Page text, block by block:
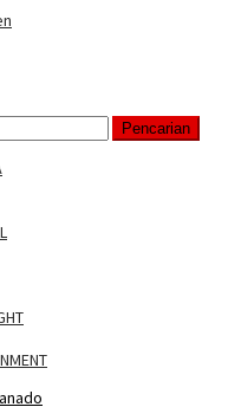
Pencarian